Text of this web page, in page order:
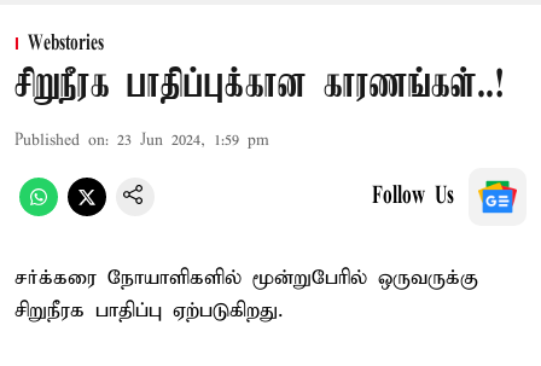
Webstories
சிறுநீரக பாதிப்புக்கான காரணங்கள்..!
Published on: 23 Jun 2024, 1:59 pm
Follow Us
சர்க்கரை நோயாளிகளில் மூன்றுபேரில் ஒருவருக்கு
சிறுநீரக பாதிப்பு ஏற்படுகிறது.